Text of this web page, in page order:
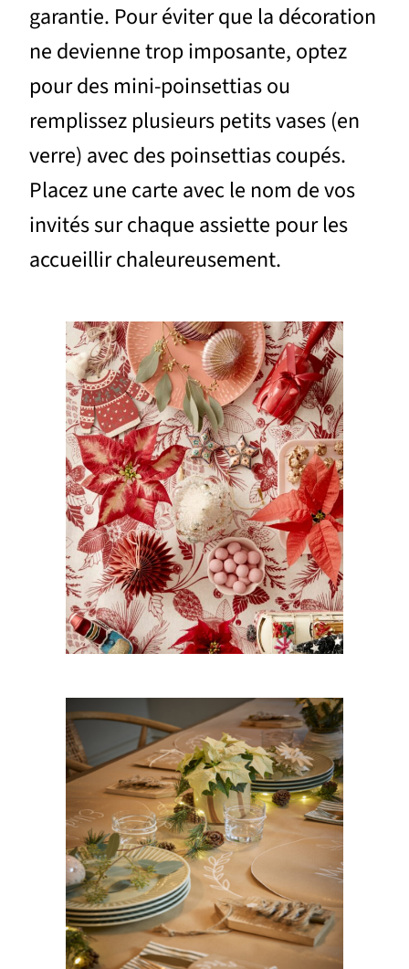
garantie. Pour éviter que la décoration
ne devienne trop imposante, optez
pour des mini-poinsettias ou
remplissez plusieurs petits vases (en
verre) avec des poinsettias coupés.
Placez une carte avec le nom de vos
invités sur chaque assiette pour les
accueillir chaleureusement.